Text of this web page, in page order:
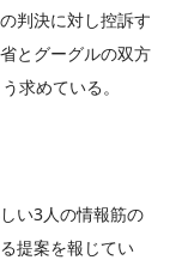
判決に対し控訴す
とグーグルの双方
求めている。
い3人の情報筋の
提案を報じてい